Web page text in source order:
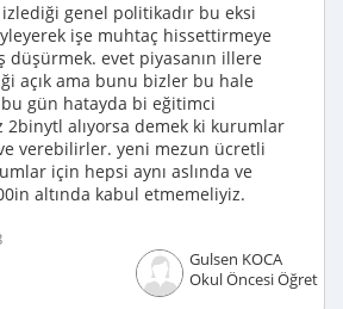
genel politikadır bu eksi
işe muhtaç hissettirmeye
düşürmek. evet piyasanın illere
açık ama bunu bizler bu hale
gün hatayda bi eğitimci
2binytl alıyorsa demek ki kurumlar
verebilirler. yeni mezun ücretli
için hepsi aynı aslında ve
altında kabul etmemeliyiz.
Gulsen KOCA
Okul Öncesi